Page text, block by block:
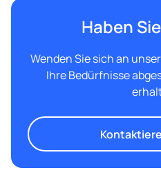
Haben
Wenden Sie sich an
Ihre Bedürfnisse